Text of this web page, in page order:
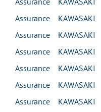
Assurance
Assurance
Assurance
Assurance
Assurance
Assurance